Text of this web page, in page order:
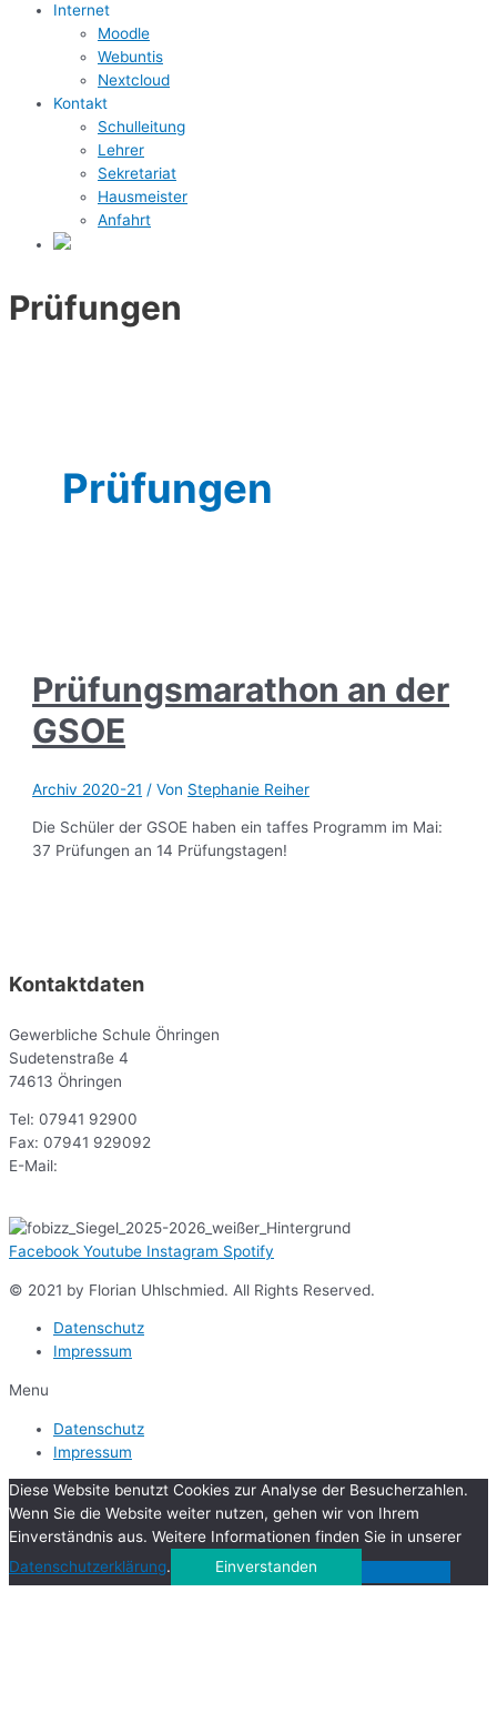
Internet
Moodle
Webuntis
Nextcloud
Kontakt
Schulleitung
Lehrer
Sekretariat
Hausmeister
Anfahrt
Prüfungen
Prüfungen
Prüfungsmarathon an der
GSOE
Archiv 2020-21 / Von Stephanie Reiher
Die Schüler der GSOE haben ein taffes Programm im Mai:
37 Prüfungen an 14 Prüfungstagen!
Kontaktdaten
Gewerbliche Schule Öhringen
Sudetenstraße 4
74613 Öhringen
Tel: 07941 92900
Fax: 07941 929092
E-Mail:
Facebook Youtube Instagram Spotify
© 2021 by Florian Uhlschmied. All Rights Reserved.
Datenschutz
Impressum
Menu
Datenschutz
Impressum
Diese Website benutzt Cookies zur Analyse der Besucherzahlen.
Wenn Sie die Website weiter nutzen, gehen wir von Ihrem
Einverständnis aus. Weitere Informationen finden Sie in unserer
Datenschutzerklärung. Einverstanden